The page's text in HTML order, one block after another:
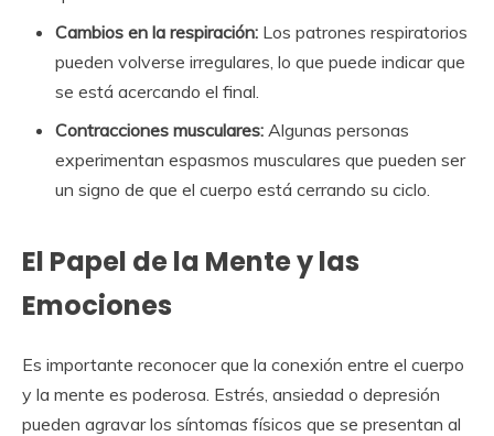
Cambios en la respiración: Los patrones respiratorios
pueden volverse irregulares, lo que puede indicar que
se está acercando el final.
Contracciones musculares: Algunas personas
experimentan espasmos musculares que pueden ser
un signo de que el cuerpo está cerrando su ciclo.
El Papel de la Mente y las
Emociones
Es importante reconocer que la conexión entre el cuerpo
y la mente es poderosa. Estrés, ansiedad o depresión
pueden agravar los síntomas físicos que se presentan al